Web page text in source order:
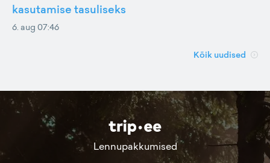
kasutamise tasuliseks
6. aug 07:46
Kõik uudised
Lennupakkumised